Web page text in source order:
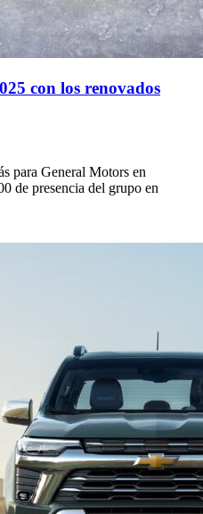
con los renovados
para General Motors en
de presencia del grupo en